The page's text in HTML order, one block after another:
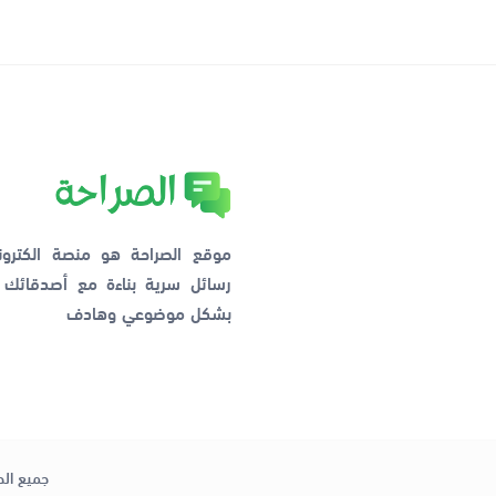
موقع الصراحة هو منصة
رسائل سرية بناءة مع
بشكل موضوعي وهادف
جميع